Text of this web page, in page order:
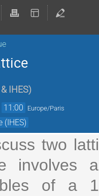
IHES)
11:00 Europe/Paris
(IHES)
two
involves
of a